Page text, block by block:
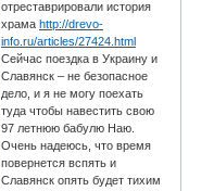
отреставрировали история
храма http://drevo-
info.ru/articles/27424.html
Сейчас поездка в Украину и
Славянск – не безопасное
дело, и я не могу поехать
туда чтобы навестить свою
97 летнюю бабулю Наю.
Очень надеюсь, что время
повернется вспять и
Славянск опять будет тихим